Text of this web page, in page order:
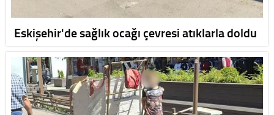
Eskişehir'de sağlık ocağı çevresi atıklarla doldu